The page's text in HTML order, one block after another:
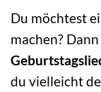
Du möchtest
machen?
du vielleicht